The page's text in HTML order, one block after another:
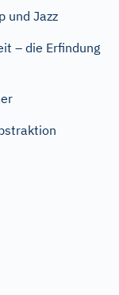
und Jazz
– die Erfindung